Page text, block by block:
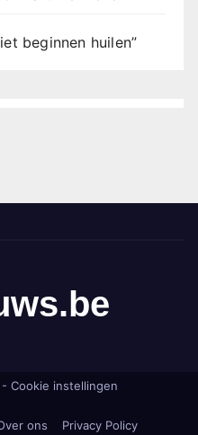
beginnen huilen”
Cookie instellingen
ons Privacy Policy